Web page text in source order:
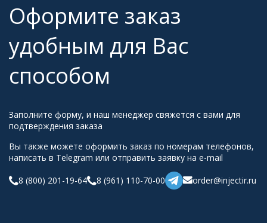
Оформите заказ
удобным для Вас
способом
Заполните форму, и наш менеджер свяжется с вами для
подтверждения заказа
Вы также можете оформить заказ по номерам телефонов,
написать в Telegram или отправить заявку на e-mail
8 (800) 201-19-64 8 (961) 110-70-00 order@injectir.ru